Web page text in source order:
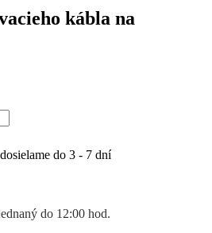
kábla na
do 3 - 7 dní
do 12:00 hod.